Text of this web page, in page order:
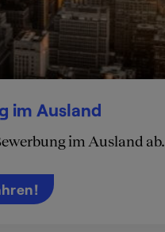
im Ausland
im Ausland ab.